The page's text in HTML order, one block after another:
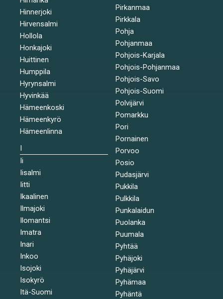
Hinnerjoki
Hirvensalmi
Hollola
Honkajoki
Huittinen
Humppila
Hyrynsalmi
Hyvinkää
Hämeenkoski
Hämeenkyrö
Hämeenlinna
I
Ii
Iisalmi
Iitti
Ikaalinen
Ilmajoki
Ilomantsi
Imatra
Inari
Inkoo
Isojoki
Isokyrö
Itä-Suomi
Pirkanmaa
Pirkkala
Pohja
Pohjanmaa
Pohjois-Karjala
Pohjois-Pohjanmaa
Pohjois-Savo
Pohjois-Suomi
Polvijärvi
Pomarkku
Pori
Pornainen
Porvoo
Posio
Pudasjärvi
Pukkila
Pulkkila
Punkalaidun
Puolanka
Puumala
Pyhtää
Pyhäjoki
Pyhäjärvi
Pyhämaa
Pyhäntä